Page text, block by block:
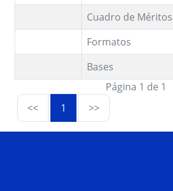
Cuadro de Méritos
Formatos
Bases
Página 1 de 1
<<
1 >>